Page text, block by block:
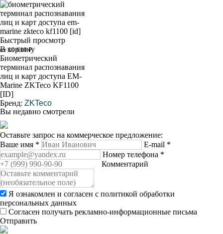
Быстрый просмотр
В корзину
от 19 610 ₽
Биометрический
терминал распознавания
лиц и карт доступа EM-
Marine ZKTeco KF1100
[ID]
Бренд: ZKTeco
Вы недавно смотрели
Оставьте запрос на коммерческое предложение:
Ваше имя * E-mail *
Номер телефона *
Комментарий
Я ознакомлен и согласен с политикой обработки
персональных данных
Согласен получать рекламно-информационные письма
Отправить